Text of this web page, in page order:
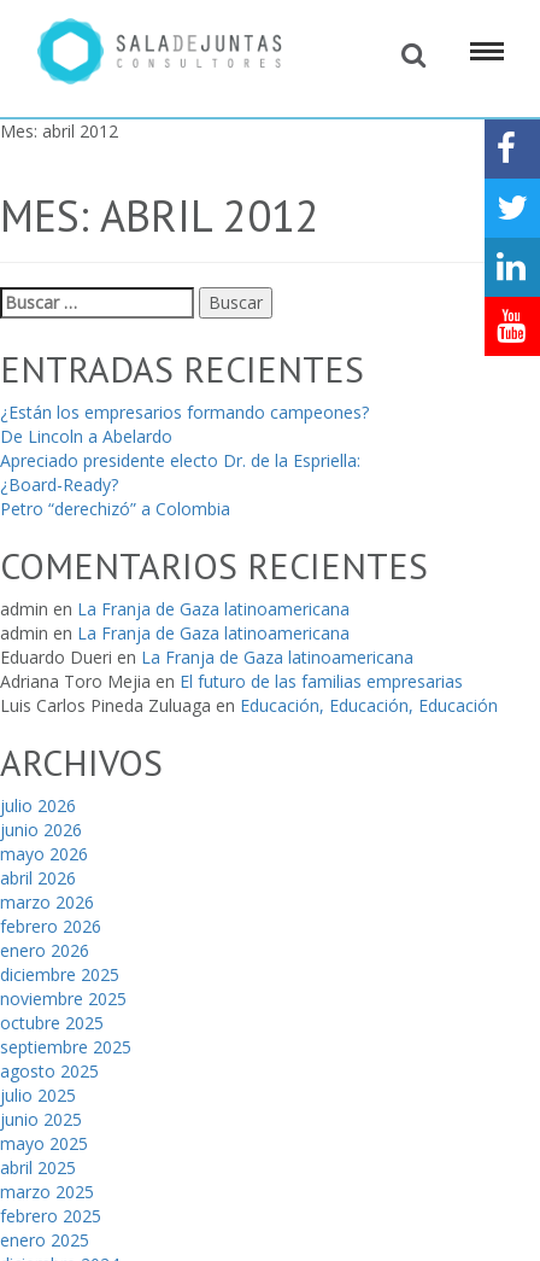
Mes: abril 2012
MES: ABRIL 2012
Buscar:
ENTRADAS RECIENTES
¿Están los empresarios formando campeones?
De Lincoln a Abelardo
Apreciado presidente electo Dr. de la Espriella:
¿Board-Ready?
Petro “derechizó” a Colombia
COMENTARIOS RECIENTES
admin en La Franja de Gaza latinoamericana
admin en La Franja de Gaza latinoamericana
Eduardo Dueri en La Franja de Gaza latinoamericana
Adriana Toro Mejia en El futuro de las familias empresarias
Luis Carlos Pineda Zuluaga en Educación, Educación, Educación
ARCHIVOS
julio 2026
junio 2026
mayo 2026
abril 2026
marzo 2026
febrero 2026
enero 2026
diciembre 2025
noviembre 2025
octubre 2025
septiembre 2025
agosto 2025
julio 2025
junio 2025
mayo 2025
abril 2025
marzo 2025
febrero 2025
enero 2025